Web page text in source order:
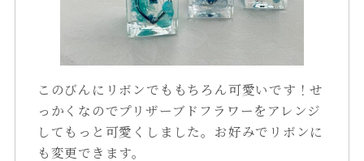
このびんにリボンでももちろん可愛いです！せ
っかくなのでプリザーブドフラワーをアレンジ
してもっと可愛くしました。お好みでリボンに
も変更できます。